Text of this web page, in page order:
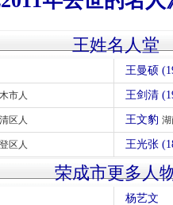
王姓名人堂
王曼硕
市人 王剑清
区人 王文豹
区人 王光张
荣成市更多人
杨艺文